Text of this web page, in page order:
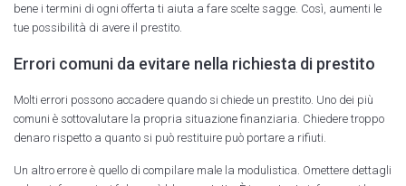
bene i termini di ogni offerta ti aiuta a fare scelte sagge. Così, aumenti le
tue possibilità di avere il prestito.
Errori comuni da evitare nella richiesta di prestito
Molti errori possono accadere quando si chiede un prestito. Uno dei più
comuni è sottovalutare la propria situazione finanziaria. Chiedere troppo
denaro rispetto a quanto si può restituire può portare a rifiuti.
Un altro errore è quello di compilare male la modulistica. Omettere dettagli